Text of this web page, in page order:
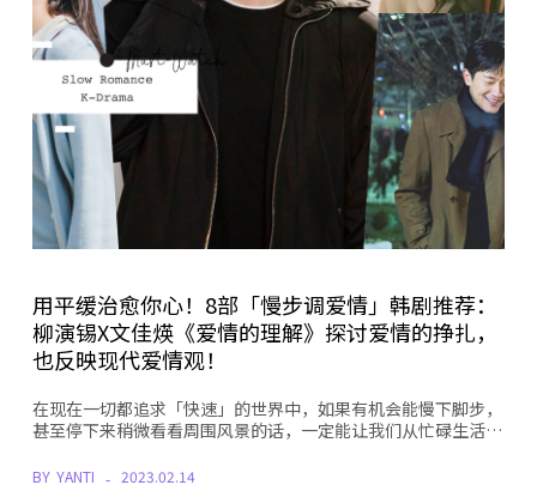
用平缓治愈你心！8部「慢步调爱情」韩剧推荐：
柳演锡X文佳煐《爱情的理解》探讨爱情的挣扎，
也反映现代爱情观！
在现在一切都追求「快速」的世界中，如果有机会能慢下脚步，
甚至停下来稍微看看周围风景的话，一定能让我们从忙碌生活…
BY YANTI 2023.02.14